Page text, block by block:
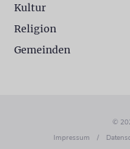
Kultur
Religion
Gemeinden
©
Impressum
/